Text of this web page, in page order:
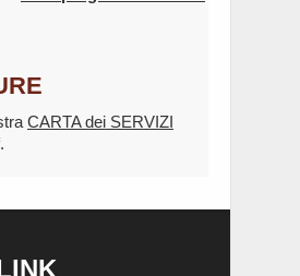
CARTA dei SERVIZI